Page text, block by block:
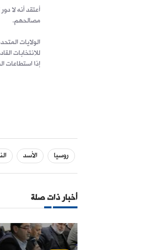
أعتقد أنه لا
مصالحهم.
الولايات
للانتخابات
إذا استطاعات
روسيا الأسد
أخبار ذات صلة